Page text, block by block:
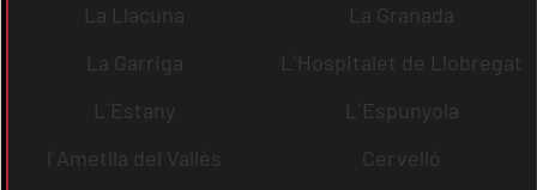
La Llacuna
La Granada
La Garriga
L´Hospitalet de Llobregat
L´Estany
L´Espunyola
l´Ametlla del Vallès
Cervelló